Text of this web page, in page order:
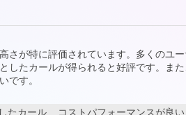
さが特に評価されています。多くのユ
したカールが得られると好評です。ま
です。
たカール コストパフォーマンスが良い